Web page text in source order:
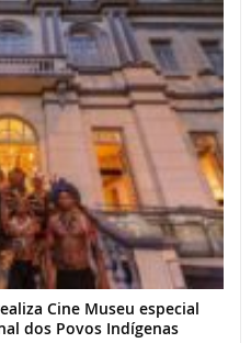
Cine Museu especial
dos Povos Indígenas